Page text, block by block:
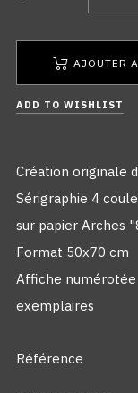
AJOUTER
ADD TO WISHLIST
Création originale
Sérigraphie 4
sur papier Arches
Format 50x70 cm
Affiche
exemplaires
Référence